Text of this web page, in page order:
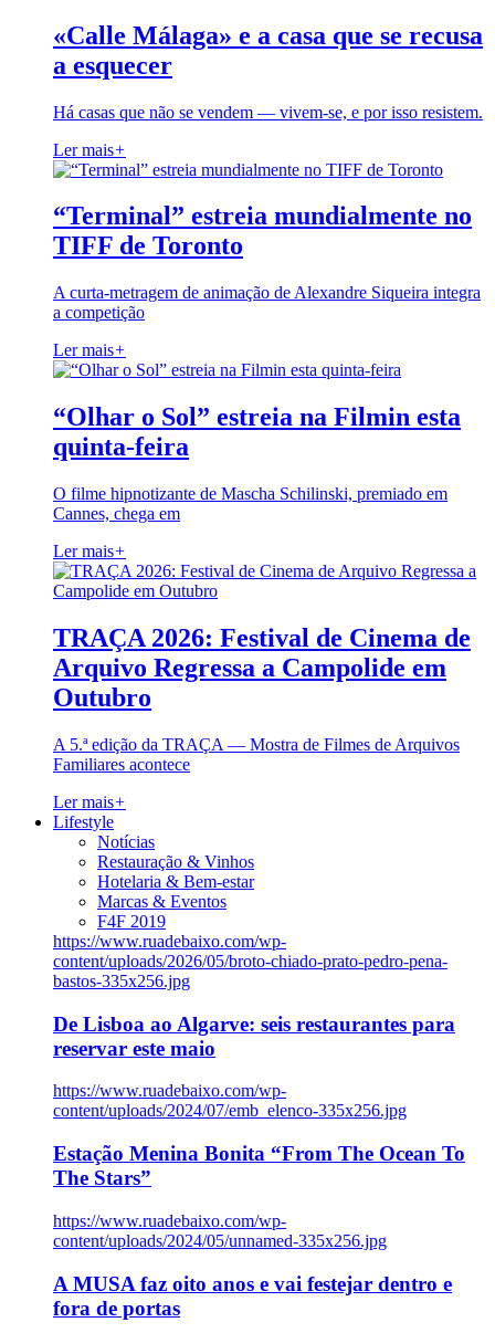
«Calle Málaga» e a casa que se recusa
a esquecer
Há casas que não se vendem — vivem-se, e por isso resistem.
Ler mais+
“Terminal” estreia mundialmente no
TIFF de Toronto
A curta-metragem de animação de Alexandre Siqueira integra
a competição
Ler mais+
“Olhar o Sol” estreia na Filmin esta
quinta-feira
O filme hipnotizante de Mascha Schilinski, premiado em
Cannes, chega em
Ler mais+
TRAÇA 2026: Festival de Cinema de
Arquivo Regressa a Campolide em
Outubro
A 5.ª edição da TRAÇA — Mostra de Filmes de Arquivos
Familiares acontece
Ler mais+
Lifestyle
Notícias
Restauração & Vinhos
Hotelaria & Bem-estar
Marcas & Eventos
F4F 2019
https://www.ruadebaixo.com/wp-
content/uploads/2026/05/broto-chiado-prato-pedro-pena-
bastos-335x256.jpg
De Lisboa ao Algarve: seis restaurantes para
reservar este maio
https://www.ruadebaixo.com/wp-
content/uploads/2024/07/emb_elenco-335x256.jpg
Estação Menina Bonita “From The Ocean To
The Stars”
https://www.ruadebaixo.com/wp-
content/uploads/2024/05/unnamed-335x256.jpg
A MUSA faz oito anos e vai festejar dentro e
fora de portas